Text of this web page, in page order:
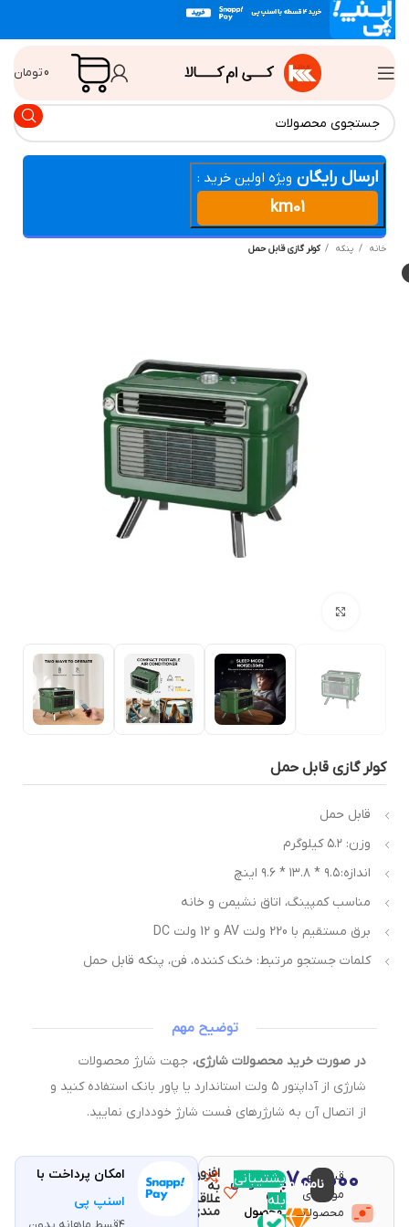
تومان
ارسال رایگان ویژه اولین خرید :
km01
پنکه کولر گازی قابل حمل
بزرگنمایی تصویر
گازی قابل حمل
قابل حمل
وزن: ۵.۲ کیلوگرم
اندازه: ۹.۵ * ۱۳.۸ * ۹.۶ اینچ
مناسب کمپینگ، اتاق نشیمن و خانه
برق مستقیم با 220 ولت AV و 12 ولت DC
کلمات جستجو مرتبط: خنک کننده، فن، پنکه قابل حمل
توضیح مهم
در صورت خرید محصولات شارژی،جهت شارژ محصولات
شارژی از آداپتور ۵ ولت استاندارد یا پاور بانک استفاده کنید و
از اتصال آن به شارژرهای فست شارژ خودداری نمایید.
قیمت و
موجودی
محصولات
۱۱۹,۷۰۰,۰۰۰تومان ناموجودبا خرید
این
محصول
پشتیبانی
بله
افزودن
به
علاقه
مندی
مقایسه
امکان پرداخت با
اسنپ پی